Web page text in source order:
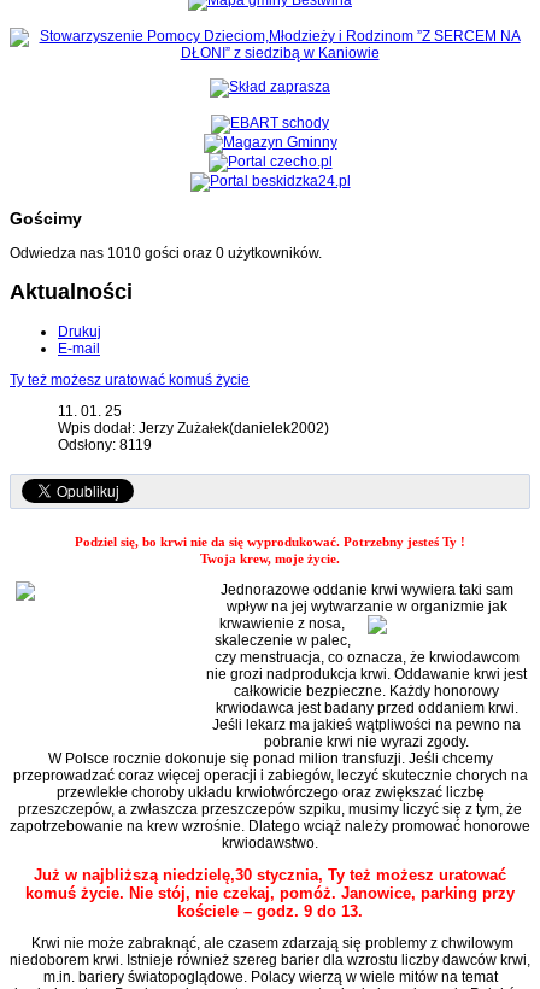
Gościmy
Odwiedza nas 1010 gości oraz 0 użytkowników.
Aktualności
Drukuj
E-mail
Ty też możesz uratować komuś życie
11. 01. 25
Wpis dodał: Jerzy Zużałek(danielek2002)
Odsłony: 8119
Podziel się, bo krwi nie da się wyprodukować. Potrzebny jesteś Ty !
Twoja krew, moje życie.
Jednorazowe oddanie krwi wywiera taki sam
wpływ na jej wytwarzanie w organizmie jak
krwawienie z nosa,
skaleczenie w palec,
czy menstruacja, co oznacza, że krwiodawcom
nie grozi nadprodukcja krwi. Oddawanie krwi jest
całkowicie bezpieczne. Każdy honorowy
krwiodawca jest badany przed oddaniem krwi.
Jeśli lekarz ma jakieś wątpliwości na pewno na
pobranie krwi nie wyrazi zgody.
W Polsce rocznie dokonuje się ponad milion transfuzji. Jeśli chcemy
przeprowadzać coraz więcej operacji i zabiegów, leczyć skutecznie chorych na
przewlekłe choroby układu krwiotwórczego oraz zwiększać liczbę
przeszczepów, a zwłaszcza przeszczepów szpiku, musimy liczyć się z tym, że
zapotrzebowanie na krew wzrośnie. Dlatego wciąż należy promować honorowe
krwiodawstwo.
Już w najbliższą niedzielę,30 stycznia, Ty też możesz uratować
komuś życie. Nie stój, nie czekaj, pomóż. Janowice, parking przy
kościele – godz. 9 do 13.
Krwi nie może zabraknąć, ale czasem zdarzają się problemy z chwilowym
niedoborem krwi. Istnieje również szereg barier dla wzrostu liczby dawców krwi,
m.in. bariery światopoglądowe. Polacy wierzą w wiele mitów na temat